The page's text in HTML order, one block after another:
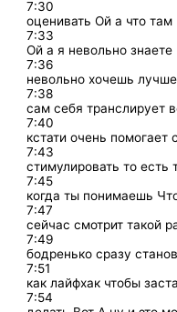
7:30
оценивать Ой а что
7:33
Ой а я невольно знаете
7:36
невольно хочешь
7:38
сам себя транслирует
7:40
кстати очень помогает
7:43
стимулировать то есть
7:45
когда ты понимаешь
7:47
сейчас смотрит такой
7:49
бодренько сразу
7:51
как лайфхак чтобы
7:54